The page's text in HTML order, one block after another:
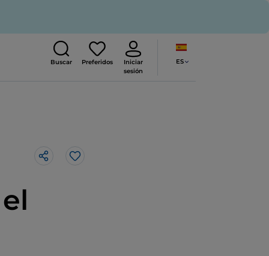
Buscar Preferidos
Iniciar
sesión
ES
Me gusta